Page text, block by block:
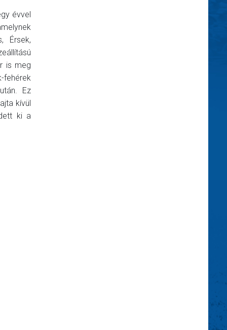
évvel
Érsek,
is meg
Ez
kívül
ki a